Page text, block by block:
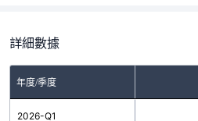
詳細數據
年度/季度
2026-Q1